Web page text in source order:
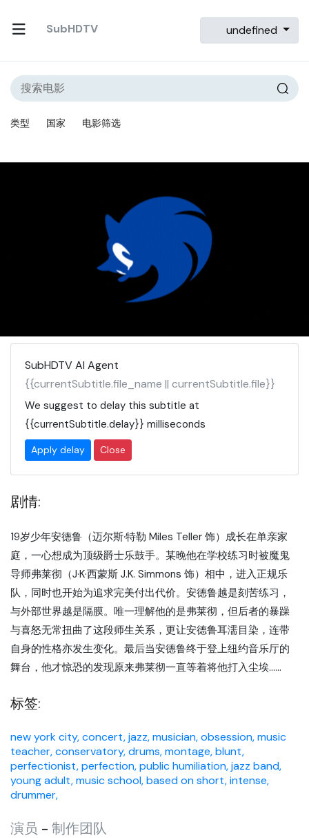
SubHDTV undefined
类型 国家 电影筛选
SubHDTV AI Agent
{{currentSubtitle.file_name || currentSubtitle.file}}
We suggest to delay this subtitle at
{{currentSubtitle.delay}} milliseconds
Apply delay Close
剧情:
19岁少年安德鲁（迈尔斯·特勒 Miles Teller 饰）成长在单亲家
庭，一心想成为顶级爵士乐鼓手。某晚他在学校练习时被魔鬼
导师弗莱彻（J·K·西蒙斯 J.K. Simmons 饰）相中，进入正规乐
队，同时也开始为追求完美付出代价。安德鲁越是刻苦练习，
与外部世界越是隔膜。唯一理解他的是弗莱彻，但后者的暴躁
与喜怒无常扭曲了这段师生关系，更让安德鲁耳濡目染，连带
自身的性格亦发生变化。最后当安德鲁终于登上纽约音乐厅的
舞台，他才惊恐的发现原来弗莱彻一直等着将他打入尘埃......
标签:
new york city,concert,jazz,musician,obsession,music
teacher,conservatory,drums,montage,blunt,
perfectionist,perfection,public humiliation,jazz band,
young adult,music school,based on short,intense,
drummer,
演员 - 制作团队